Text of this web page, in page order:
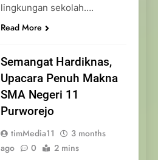
lingkungan sekolah….
Read More
Semangat Hardiknas,
Upacara Penuh Makna
SMA Negeri 11
Purworejo
timMedia11
3 months
ago
0 2 mins